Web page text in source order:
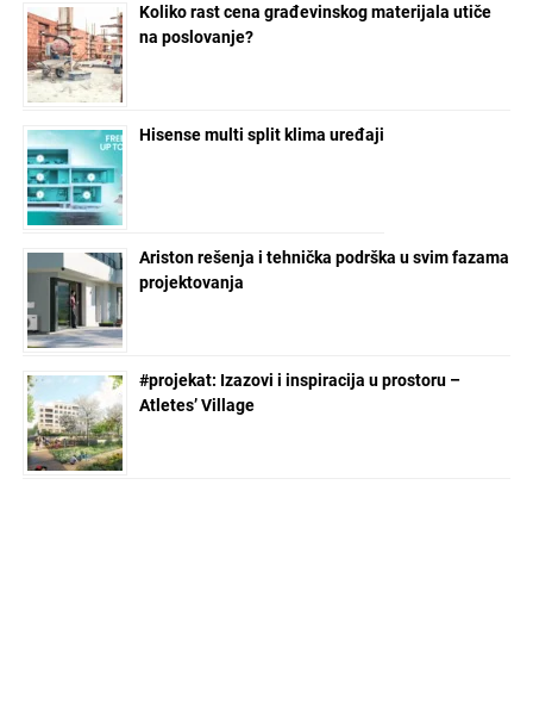
Koliko rast cena građevinskog materijala utiče
na poslovanje?
Hisense multi split klima uređaji
Ariston rešenja i tehnička podrška u svim fazama
projektovanja
#projekat: Izazovi i inspiracija u prostoru –
Atletes’ Village